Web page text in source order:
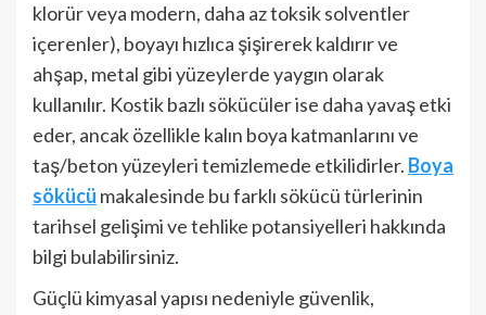
klorür veya modern, daha az toksik solventler
içerenler), boyayı hızlıca şişirerek kaldırır ve
ahşap, metal gibi yüzeylerde yaygın olarak
kullanılır. Kostik bazlı sökücüler ise daha yavaş etki
eder, ancak özellikle kalın boya katmanlarını ve
taş/beton yüzeyleri temizlemede etkilidirler. Boya
sökücü makalesinde bu farklı sökücü türlerinin
tarihsel gelişimi ve tehlike potansiyelleri hakkında
bilgi bulabilirsiniz.
Güçlü kimyasal yapısı nedeniyle güvenlik,